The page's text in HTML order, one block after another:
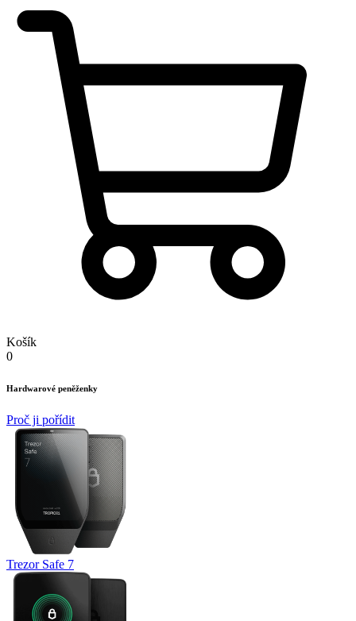
Košík
0
Hardwarové peněženky
Proč ji pořídit
Trezor Safe 7